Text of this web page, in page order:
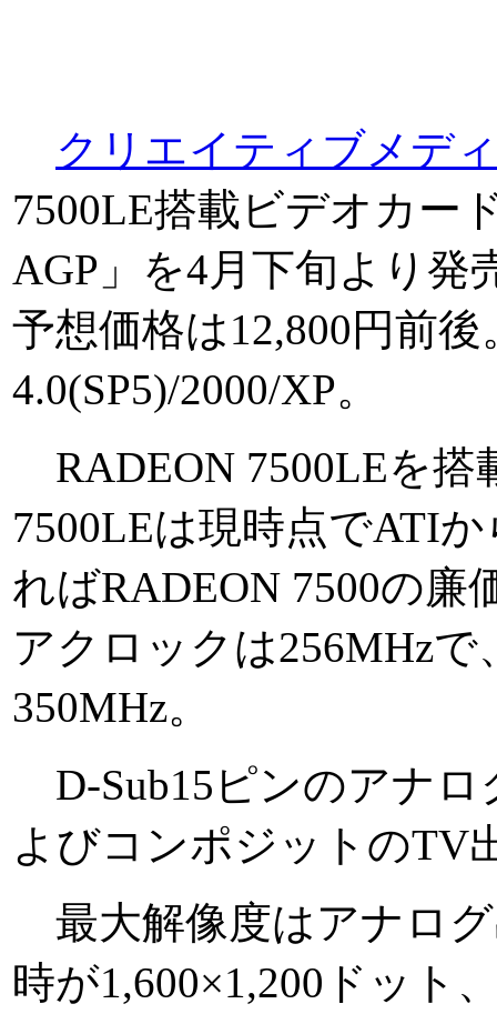
クリエイティブメデ
7500LE搭載ビデオカー
AGP」を4月下旬より
予想価格は12,800円前後
4.0(SP5)/2000/XP。
RADEON 7500LEを搭
7500LEは現時点でATI
ればRADEON 7500の
アクロックは256MHz
350MHz。
D-Sub15ピンのアナロ
よびコンポジットのTV
最大解像度はアナログ
時が1,600×1,200ドット